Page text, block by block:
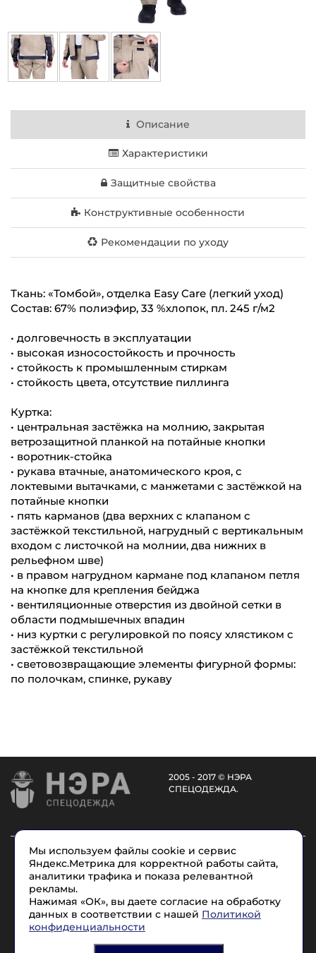
Описание
Характеристики
Защитные свойства
Конструктивные особенности
Рекомендации по уходу
Ткань: «Томбой», отделка Easy Care (легкий уход)
Состав: 67% полиэфир, 33 %хлопок, пл. 245 г/м2
• долговечность в эксплуатации
• высокая износостойкость и прочность
• стойкость к промышленным стиркам
• стойкость цвета, отсутствие пиллинга
Куртка:
• центральная застёжка на молнию, закрытая
ветрозащитной планкой на потайные кнопки
• воротник-стойка
• рукава втачные, анатомического кроя, c
локтевыми вытачками, с манжетами c застёжкой на
потайные кнопки
• пять карманов (два верхних с клапаном с
застёжкой текстильной, нагрудный с вертикальным
входом с листочкой на молнии, два нижних в
рельефном шве)
• в правом нагрудном кармане под клапаном петля
на кнопке для крепления бейджа
• вентиляционные отверстия из двойной сетки в
области подмышечных впадин
• низ куртки с регулировкой по поясу хлястиком с
застёжкой текстильной
• световозвращающие элементы фигурной формы:
по полочкам, спинке, рукаву
2005 - 2017 © НЭРА
СПЕЦОДЕЖДА.
Каталог Услуги О компании
Доставка
Размеры
Условные обозначения Контакты
8 (965) 715-17-17
Мы используем файлы cookie и сервис
Яндекс.Метрика для корректной работы сайта,
аналитики трафика и показа релевантной
рекламы.
Нажимая «ОК», вы даете согласие на обработку
данных в соответствии с нашей Политикой
конфиденциальности